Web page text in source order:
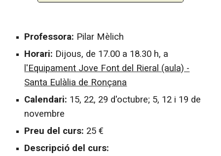
Professora: Pilar Mèlich
Horari: Dijous, de 17.00 a 18.30 h, a
l'Equipament Jove Font del Rieral (aula) -
Santa Eulàlia de Ronçana
Calendari: 15, 22, 29 d'octubre; 5, 12 i 19 de
novembre
Preu del curs: 25 €
Descripció del curs: